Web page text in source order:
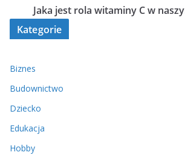
Jaka jest rola witaminy C w
Kategorie
Biznes
Budownictwo
Dziecko
Edukacja
Hobby